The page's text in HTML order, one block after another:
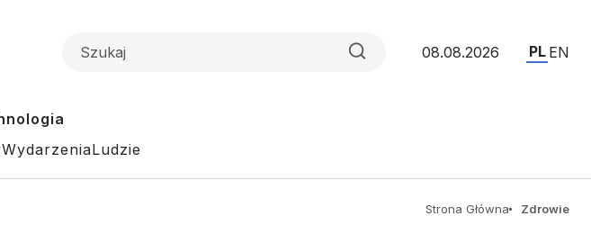
08.08.2026 PL EN
WydarzeniaLudzie
Strona Główna Zdrowie